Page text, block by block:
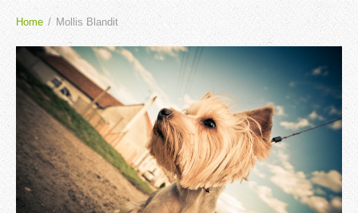
Home / Mollis Blandit